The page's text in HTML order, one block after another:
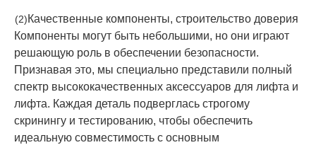
(2)Качественные компоненты, строительство доверия
Компоненты могут быть небольшими, но они играют
решающую роль в обеспечении безопасности.
Признавая это, мы специально представили полный
спектр высококачественных аксессуаров для лифта и
лифта. Каждая деталь подверглась строгому
скринингу и тестированию, чтобы обеспечить
идеальную совместимость с основным